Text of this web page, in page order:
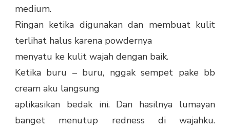
medium.
Ringan ketika digunakan dan membuat kulit
terlihat halus karena powdernya
menyatu ke kulit wajah dengan baik.
Ketika buru – buru, nggak sempet pake bb
cream aku langsung
aplikasikan bedak ini. Dan hasilnya lumayan
banget menutup redness di wajahku.